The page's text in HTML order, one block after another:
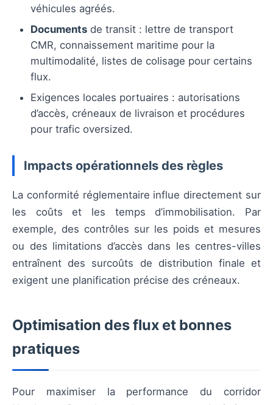
véhicules agréés.
Documents de transit : lettre de transport
CMR, connaissement maritime pour la
multimodalité, listes de colisage pour certains
flux.
Exigences locales portuaires : autorisations
d’accès, créneaux de livraison et procédures
pour trafic oversized.
Impacts opérationnels des règles
La conformité réglementaire influe directement sur
les coûts et les temps d’immobilisation. Par
exemple, des contrôles sur les poids et mesures
ou des limitations d’accès dans les centres-villes
entraînent des surcoûts de distribution finale et
exigent une planification précise des créneaux.
Optimisation des flux et bonnes
pratiques
Pour maximiser la performance du corridor